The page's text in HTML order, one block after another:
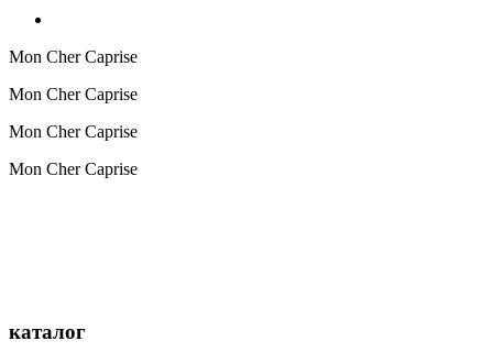
Mon Cher Caprise
Mon Cher Caprise
Mon Cher Caprise
Mon Cher Caprise
каталог